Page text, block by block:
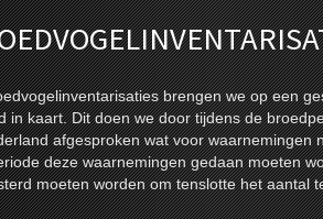
brengen we op een
in kaart. Dit doen we door tijdens de
afgesproken wat voor waarnemingen
deze waarnemingen gedaan moeten
moeten worden om tenslotte het aantal